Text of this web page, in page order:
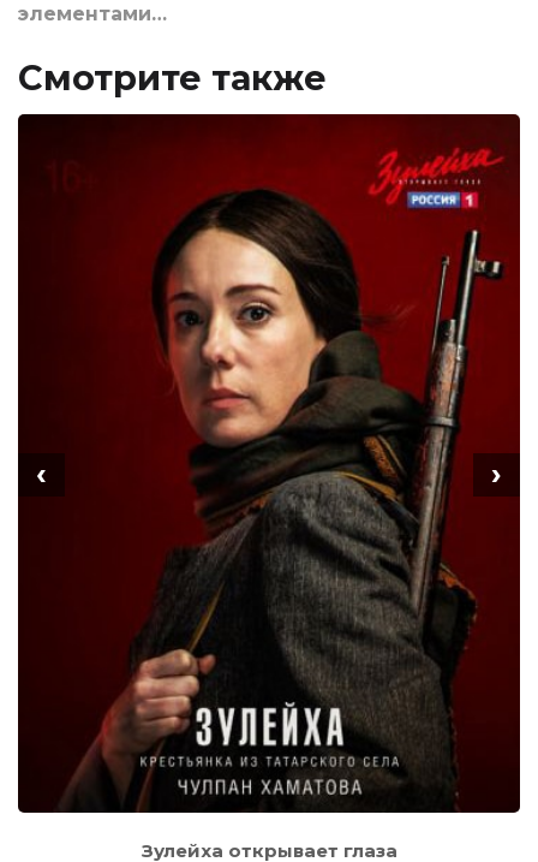
элементами…
Смотрите также
Зулейха открывает глаза
‹ ›